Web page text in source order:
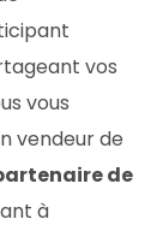
vos
vous
vendeur de
de
à